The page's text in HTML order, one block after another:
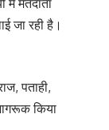
में मतदाता
जा रही है।
पताही,
किया